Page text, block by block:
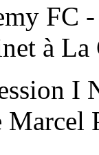
FC
à
I
Marcel